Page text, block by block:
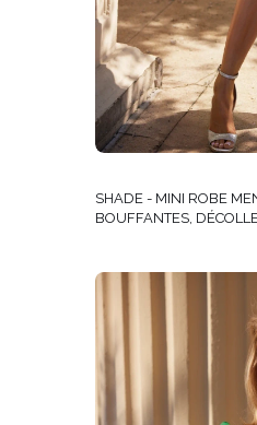
SHADE - MINI ROBE
BOUFFANTES,